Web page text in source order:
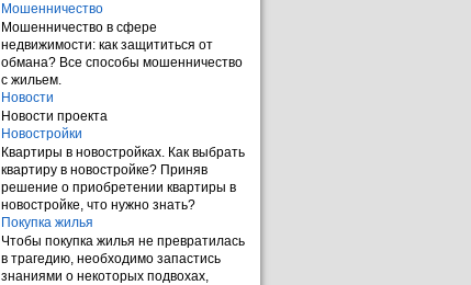
Мошенничество
Мошенничество в сфере
недвижимости: как защититься от
обмана? Все способы мошенничество
с жильем.
Новости
Новости проекта
Новостройки
Квартиры в новостройках. Как выбрать
квартиру в новостройке? Приняв
решение о приобретении квартиры в
новостройке, что нужно знать?
Покупка жилья
Чтобы покупка жилья не превратилась
в трагедию, необходимо запастись
знаниями о некоторых подвохах,